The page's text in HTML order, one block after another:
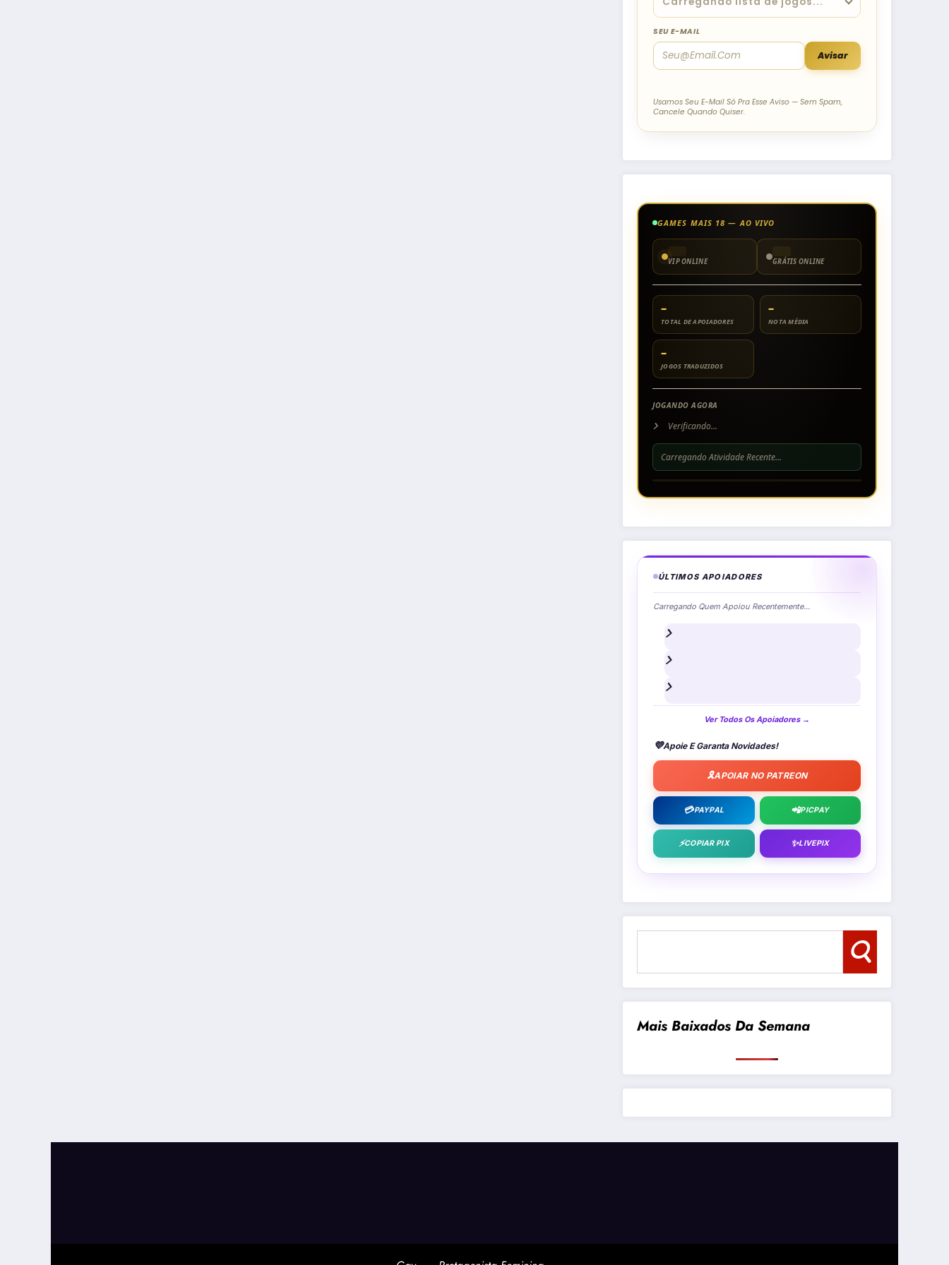
SEU E-MAIL
Avisar
Usamos Seu E-Mail Só Pra Esse Aviso — Sem Spam,
Cancele Quando Quiser.
GAMES MAIS 18 — AO VIVO
VIP ONLINE GRÁTIS ONLINE
–
TOTAL DE APOIADORES
–
NOTA MÉDIA
–
JOGOS TRADUZIDOS
JOGANDO AGORA
Verificando...
Carregando Atividade Recente...
ÚLTIMOS APOIADORES
Carregando Quem Apoiou Recentemente...
Ver Todos Os Apoiadores →
💜Apoie E Garanta Novidades!
🎗️APOIAR NO PATREON
💳PAYPAL 📲PICPAY
⚡COPIAR PIX ✨LIVEPIX
Pesquisar
Mais Baixados Da Semana